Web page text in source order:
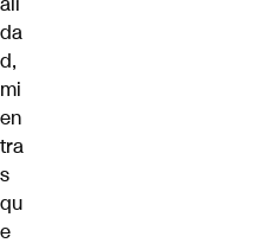
da
d,
mi
en
tra
s
qu
e